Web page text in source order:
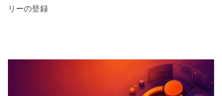
リーの登録